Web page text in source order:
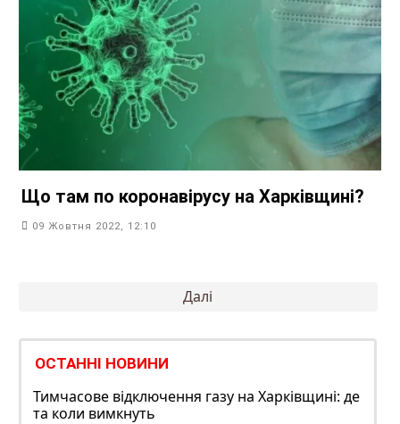
Що там по коронавірусу на Харківщині?
09 Жовтня 2022, 12:10
Далі
ОСТАННІ НОВИНИ
Тимчасове відключення газу на Харківщині: де
та коли вимкнуть